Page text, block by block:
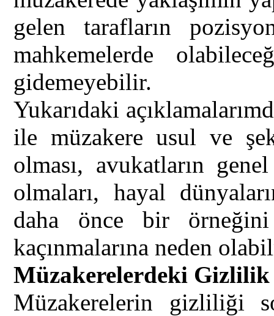
gelen tarafların
mahkemelerde
gidemeyebilir.
Yukarıdaki
ile müzakere usul ve
olması, avukatların
olmaları, hayal
daha önce bir örneğini
kaçınmalarına neden
Müzakerelerdeki
Müzakerelerin gizliliği